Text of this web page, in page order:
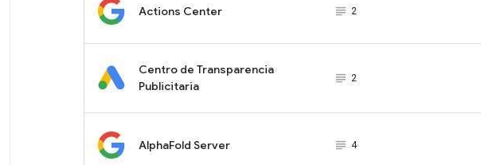
Actions Center subject_black
2
Centro de Transparencia
Publicitaria
subject_black
2
AlphaFold Server subject_black
4